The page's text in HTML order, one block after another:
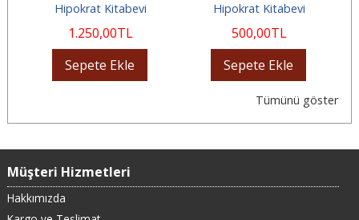
Hipokrat Kitabevi
1.250,00TL
Sepete Ekle
Hipokrat Kitabevi
500,00TL
Sepete Ekle
Tümünü göster
Müşteri Hizmetleri
Hakkımızda